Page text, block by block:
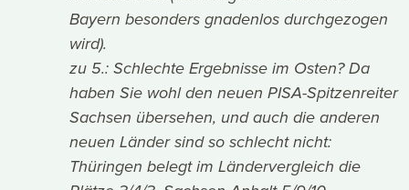
Bayern besonders gnadenlos durchgezogen
wird).
zu 5.: Schlechte Ergebnisse im Osten? Da
haben Sie wohl den neuen PISA-Spitzenreiter
Sachsen übersehen, und auch die anderen
neuen Länder sind so schlecht nicht:
Thüringen belegt im Ländervergleich die